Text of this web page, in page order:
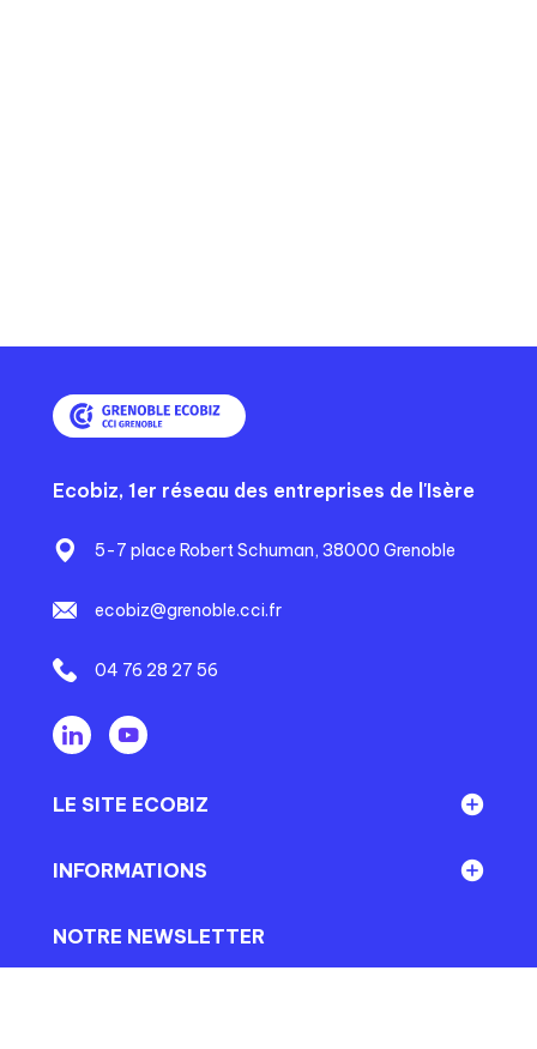
Ecobiz, 1er réseau des entreprises de l'Isère
5-7 place Robert Schuman, 38000 Grenoble
ecobiz@grenoble.cci.fr
04 76 28 27 56
LE SITE ECOBIZ
Réseau Ecobiz
En direct d'Ecobiz
INFORMATIONS
Mentions légales
NOTRE NEWSLETTER